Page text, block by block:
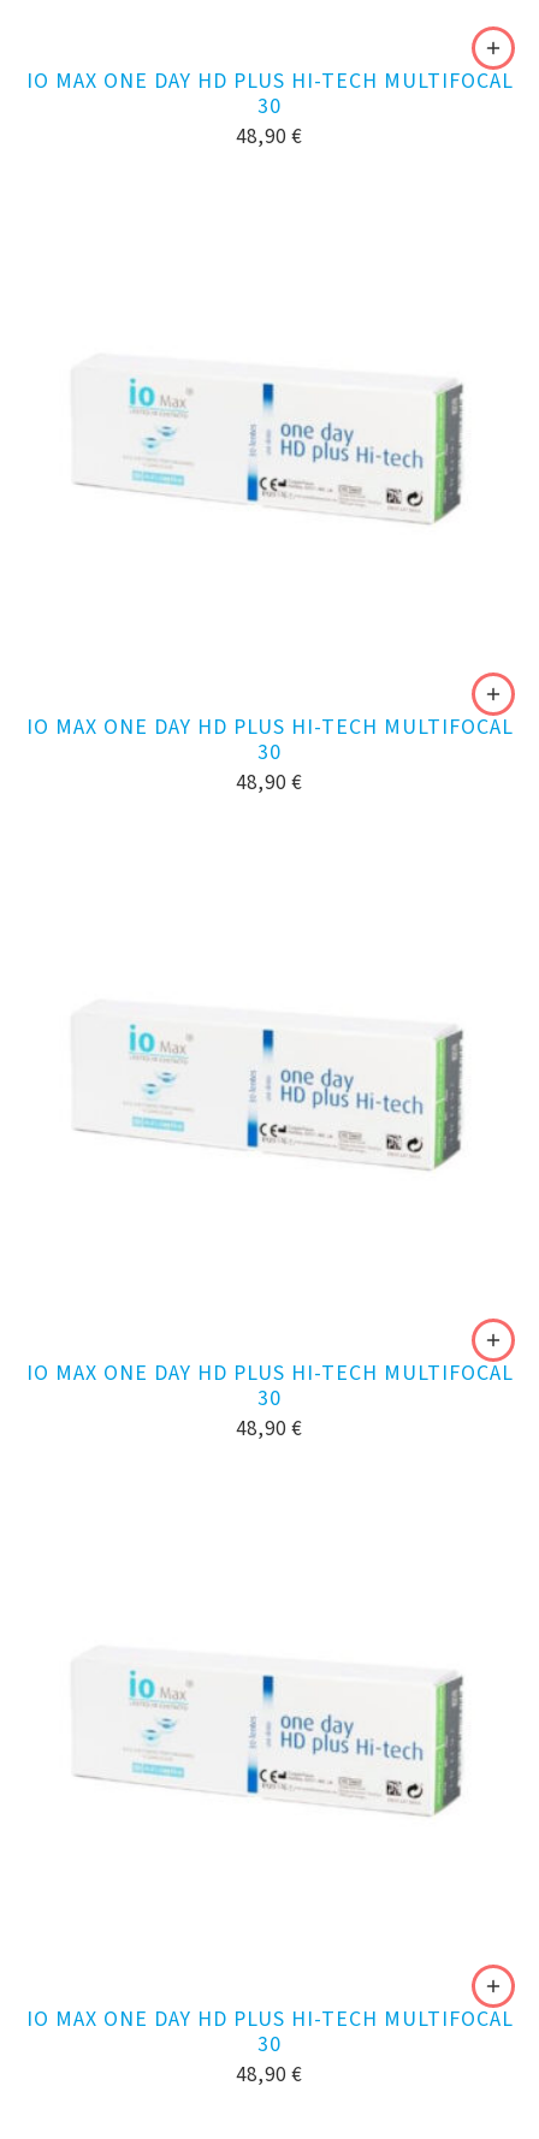
IO MAX ONE DAY HD PLUS HI-TECH MULTIFOCAL
30
48,90 €
IO MAX ONE DAY HD PLUS HI-TECH MULTIFOCAL
30
48,90 €
IO MAX ONE DAY HD PLUS HI-TECH MULTIFOCAL
30
48,90 €
IO MAX ONE DAY HD PLUS HI-TECH MULTIFOCAL
30
48,90 €